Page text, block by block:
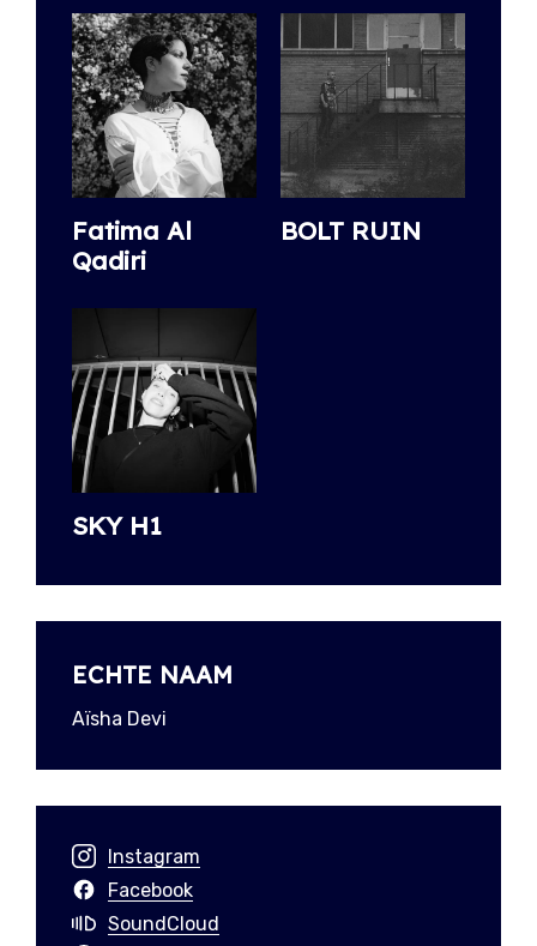
Fatima Al
Qadiri
BOLT RUIN
SKY H1
ECHTE NAAM
Aïsha Devi
Instagram
Facebook
SoundCloud